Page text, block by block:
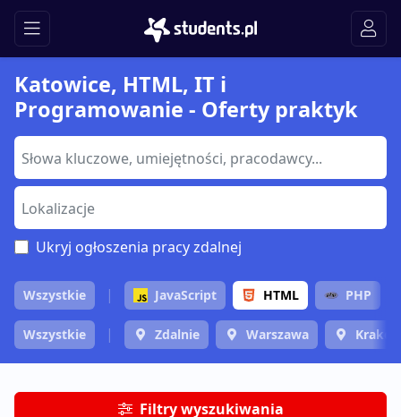
Katowice, HTML, IT i
Programowanie - Oferty praktyk
Ukryj ogłoszenia pracy zdalnej
Wszystkie JavaScript HTML PHP
Wszystkie Zdalnie Warszawa
Filtry wyszukiwania